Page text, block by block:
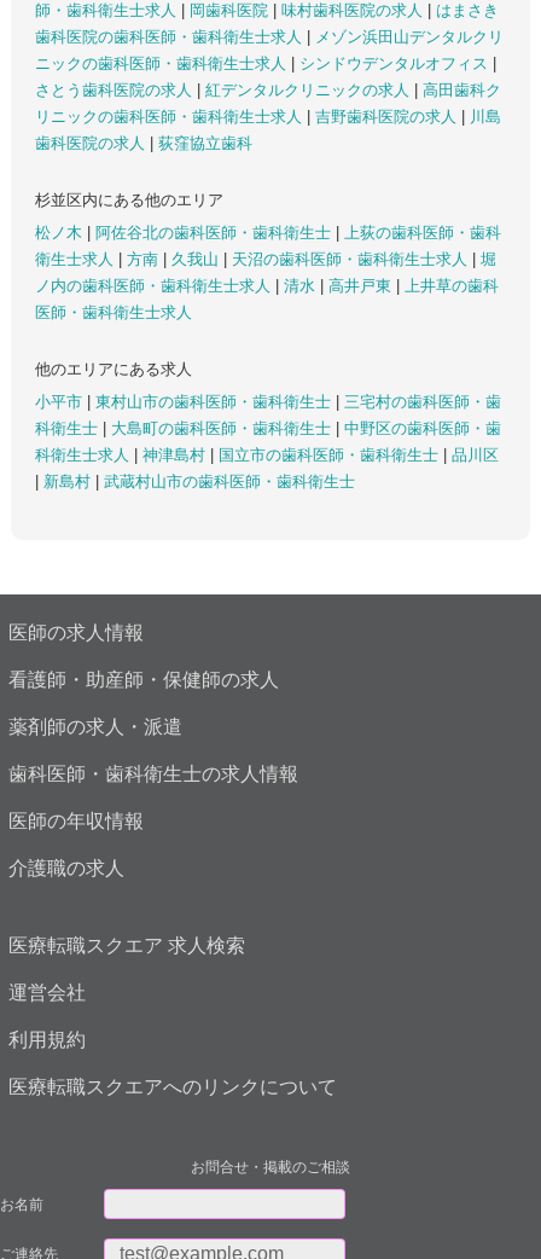
師・歯科衛生士求人
岡歯科医院 味村歯科医院の求人
はまさき
歯科医院の歯科医師・歯科衛生士求人
メゾン浜田山デンタルクリ
ニックの歯科医師・歯科衛生士求人
シンドウデンタルオフィス
さとう歯科医院の求人
紅デンタルクリニックの求人
高田歯科ク
リニックの歯科医師・歯科衛生士求人
吉野歯科医院の求人
川島
歯科医院の求人
荻窪協立歯科
杉並区内にある他のエリア
松ノ木
阿佐谷北の歯科医師・歯科衛生士
上荻の歯科医師・歯科
衛生士求人
方南 久我山 天沼の歯科医師・歯科衛生士求人
堀
ノ内の歯科医師・歯科衛生士求人
清水 高井戸東
上井草の歯科
医師・歯科衛生士求人
他のエリアにある求人
小平市
東村山市の歯科医師・歯科衛生士
三宅村の歯科医師・歯
科衛生士
大島町の歯科医師・歯科衛生士
中野区の歯科医師・歯
科衛生士求人
神津島村 国立市の歯科医師・歯科衛生士
品川区
新島村 武蔵村山市の歯科医師・歯科衛生士
医師の求人情報
看護師・助産師・保健師の求人
薬剤師の求人・派遣
歯科医師・歯科衛生士の求人情報
医師の年収情報
介護職の求人
医療転職スクエア 求人検索
運営会社
利用規約
医療転職スクエアへのリンクについて
お問合せ・掲載のご相談
お名前
ご連絡先